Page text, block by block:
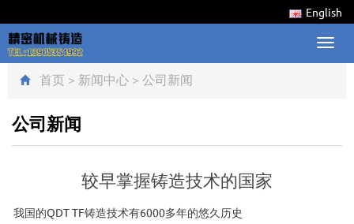
English
首页 > 新闻中心 > 公司新闻
公司新闻
较早掌握铸造技术的国家
我国的QDT TF铸造技术有6000多年的悠久历史